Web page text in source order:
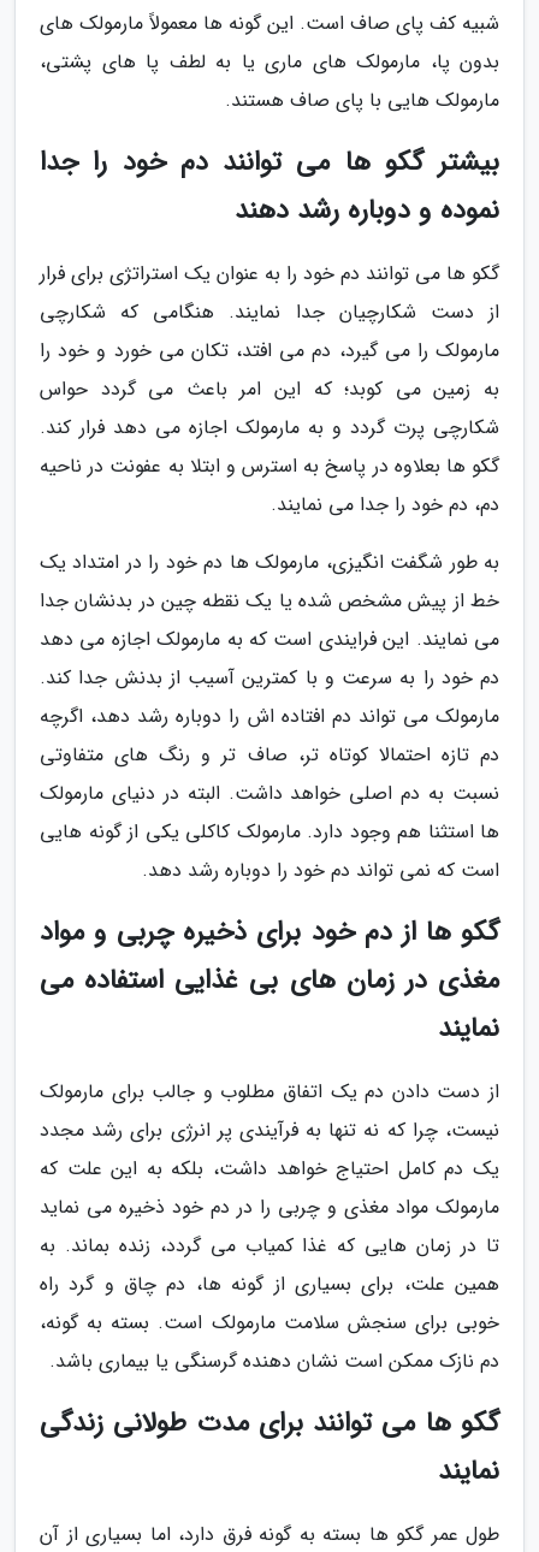
شبیه کف پای صاف است. این گونه ها معمولاً مارمولک های
بدون پا، مارمولک های ماری یا به لطف پا های پشتی،
مارمولک هایی با پای صاف هستند.
بیشتر گکو ها می توانند دم خود را جدا
نموده و دوباره رشد دهند
گکو ها می توانند دم خود را به عنوان یک استراتژی برای فرار
از دست شکارچیان جدا نمایند. هنگامی که شکارچی
مارمولک را می گیرد، دم می افتد، تکان می خورد و خود را
به زمین می کوبد؛ که این امر باعث می گردد حواس
شکارچی پرت گردد و به مارمولک اجازه می دهد فرار کند.
گکو ها بعلاوه در پاسخ به استرس و ابتلا به عفونت در ناحیه
دم، دم خود را جدا می نمایند.
به طور شگفت انگیزی، مارمولک ها دم خود را در امتداد یک
خط از پیش مشخص شده یا یک نقطه چین در بدنشان جدا
می نمایند. این فرایندی است که به مارمولک اجازه می دهد
دم خود را به سرعت و با کمترین آسیب از بدنش جدا کند.
مارمولک می تواند دم افتاده اش را دوباره رشد دهد، اگرچه
دم تازه احتمالا کوتاه تر، صاف تر و رنگ های متفاوتی
نسبت به دم اصلی خواهد داشت. البته در دنیای مارمولک
ها استثنا هم وجود دارد. مارمولک کاکلی یکی از گونه هایی
است که نمی تواند دم خود را دوباره رشد دهد.
گکو ها از دم خود برای ذخیره چربی و مواد
مغذی در زمان های بی غذایی استفاده می
نمایند
از دست دادن دم یک اتفاق مطلوب و جالب برای مارمولک
نیست، چرا که نه تنها به فرآیندی پر انرژی برای رشد مجدد
یک دم کامل احتیاج خواهد داشت، بلکه به این علت که
مارمولک مواد مغذی و چربی را در دم خود ذخیره می نماید
تا در زمان هایی که غذا کمیاب می گردد، زنده بماند. به
همین علت، برای بسیاری از گونه ها، دم چاق و گرد راه
خوبی برای سنجش سلامت مارمولک است. بسته به گونه،
دم نازک ممکن است نشان دهنده گرسنگی یا بیماری باشد.
گکو ها می توانند برای مدت طولانی زندگی
نمایند
طول عمر گکو ها بسته به گونه فرق دارد، اما بسیاری از آن